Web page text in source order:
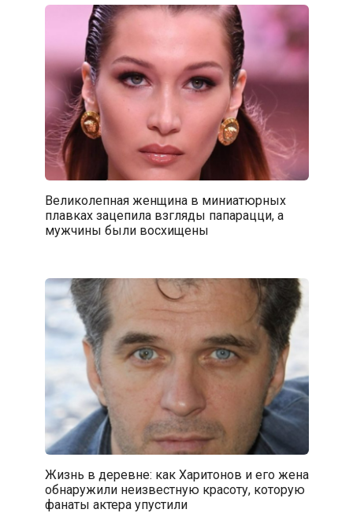
Великолепная женщина в миниатюрных
плавках зацепила взгляды папарацци, а
мужчины были восхищены
Жизнь в деревне: как Харитонов и его жена
обнаружили неизвестную красоту, которую
фанаты актера упустили